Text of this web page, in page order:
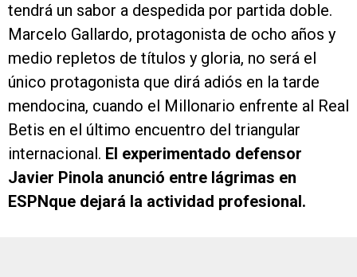
tendrá un sabor a despedida por partida doble.
Marcelo Gallardo, protagonista de ocho años y
medio repletos de títulos y gloria, no será el
único protagonista que dirá adiós en la tarde
mendocina, cuando el Millonario enfrente al Real
Betis en el último encuentro del triangular
internacional. El experimentado defensor
Javier Pinola anunció entre lágrimas en
ESPNque dejará la actividad profesional.